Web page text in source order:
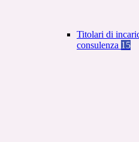
Titolari di
consulenza 15